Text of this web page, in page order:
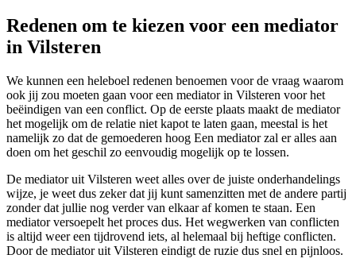
Redenen om te kiezen voor een mediator
in Vilsteren
We kunnen een heleboel redenen benoemen voor de vraag waarom
ook jij zou moeten gaan voor een mediator in Vilsteren voor het
beëindigen van een conflict. Op de eerste plaats maakt de mediator
het mogelijk om de relatie niet kapot te laten gaan, meestal is het
namelijk zo dat de gemoederen hoog Een mediator zal er alles aan
doen om het geschil zo eenvoudig mogelijk op te lossen.
De mediator uit Vilsteren weet alles over de juiste onderhandelings
wijze, je weet dus zeker dat jij kunt samenzitten met de andere partij
zonder dat jullie nog verder van elkaar af komen te staan. Een
mediator versoepelt het proces dus. Het wegwerken van conflicten
is altijd weer een tijdrovend iets, al helemaal bij heftige conflicten.
Door de mediator uit Vilsteren eindigt de ruzie dus snel en pijnloos.